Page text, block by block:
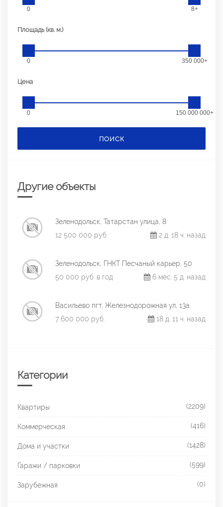
0 8+
Площадь (кв. м.)
0 350 000+
Цена
0 150 000 000+
ПОИСК
Другие объекты
Зеленодольск, Татарстан улица, 8
12 500 000 руб.
2 д. 18 ч. назад
Зеленодольск, ГНКТ Песчаный карьер, 50
50 000 руб. в год
6 мес. 5 д. назад
Васильево пгт, Железнодорожная ул, 13а
7 600 000 руб.
18 д. 11 ч. назад
Категории
Квартиры (2209)
Коммерческая (416)
Дома и участки (1428)
Гаражи / парковки (599)
Зарубежная (0)